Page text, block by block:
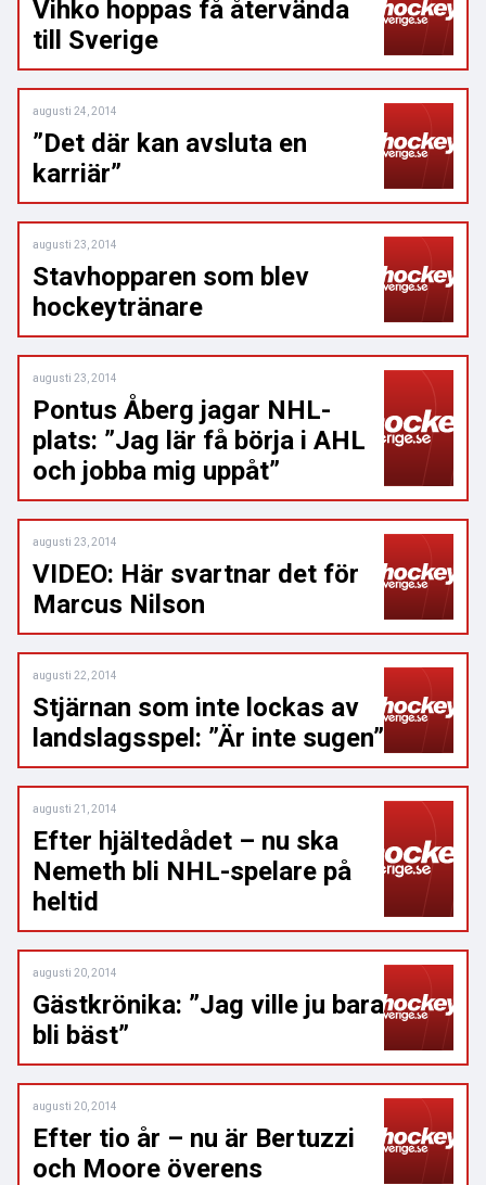
Vihko hoppas få återvända
till Sverige
augusti 24, 2014
”Det där kan avsluta en
karriär”
augusti 23, 2014
Stavhopparen som blev
hockeytränare
augusti 23, 2014
Pontus Åberg jagar NHL-
plats: ”Jag lär få börja i AHL
och jobba mig uppåt”
augusti 23, 2014
VIDEO: Här svartnar det för
Marcus Nilson
augusti 22, 2014
Stjärnan som inte lockas av
landslagsspel: ”Är inte sugen”
augusti 21, 2014
Efter hjältedådet – nu ska
Nemeth bli NHL-spelare på
heltid
augusti 20, 2014
Gästkrönika: ”Jag ville ju bara
bli bäst”
augusti 20, 2014
Efter tio år – nu är Bertuzzi
och Moore överens